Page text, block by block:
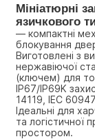
Мініатюрні
язичкового
— компактні
блокування
Виготовлені з
нержавіючої
(ключем) для
IP67/IP69K
14119, IEC
Ідеальні для
та
простором.